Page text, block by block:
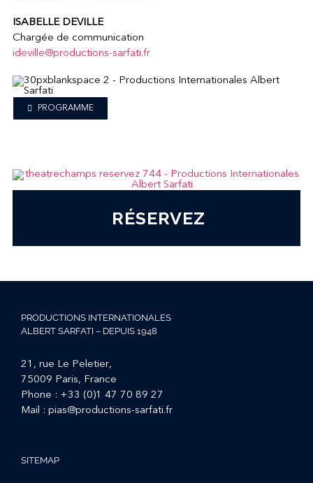
ISABELLE DEVILLE
Chargée de communication
ideville@productions-sarfati.fr
PROGRAMME
RÉSERVEZ
PRODUCTIONS INTERNATIONALES
ALBERT SARFATI – DEPUIS 1948
21, rue Le Peletier,
75009 Paris, France
Phone : +33 (0)1 47 70 89 27
Mail : pias@productions-sarfati.fr
SITEMAP